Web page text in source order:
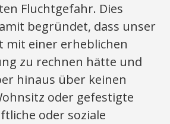
Fluchtgefahr. Dies
begründet, dass unser
mit einer erheblichen
zu rechnen hätte und
hinaus über keinen
oder gefestigte
oder soziale